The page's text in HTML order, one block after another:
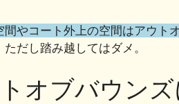
間やコート外上の空間はアウト
だし踏み越してはダメ。
オブバウン